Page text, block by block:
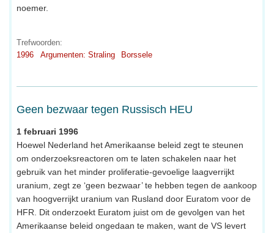
noemer.
Trefwoorden:
1996
Argumenten: Straling Borssele
Geen bezwaar tegen Russisch HEU
1 februari 1996
Hoewel Nederland het Amerikaanse beleid zegt te steunen
om onderzoeksreactoren om te laten schakelen naar het
gebruik van het minder proliferatie-gevoelige laagverrijkt
uranium, zegt ze ‘geen bezwaar’ te hebben tegen de aankoop
van hoogverrijkt uranium van Rusland door Euratom voor de
HFR. Dit onderzoekt Euratom juist om de gevolgen van het
Amerikaanse beleid ongedaan te maken, want de VS levert